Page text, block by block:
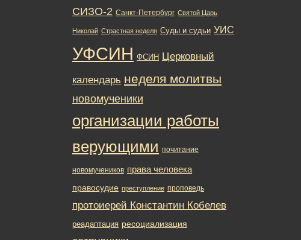
СИЗО-2 Санкт-Петербург Святой Царь
Николай Страстная неделя Суды и судьи УИС
УФСИН ФСИН Церковный
календарь неделя молитвы
новомученики
организации работы
верующими почитание
новомучеников права человека
правосудие преступление проповедь
протоиерей Константин Кобелев
реадаптация ресоциализация